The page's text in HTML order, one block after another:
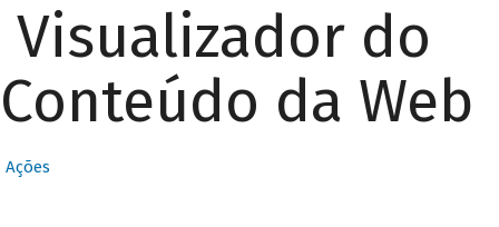
Visualizador do
Conteúdo da Web
Ações